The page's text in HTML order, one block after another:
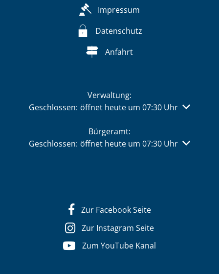
Impressum
Datenschutz
Anfahrt
Verwaltung:
Klicken, um weitere Öffnungs- oder Schließzeiten
Geschlossen: öffnet heute um 07:30 Uhr
Bürgeramt:
Klicken, um weitere Öffnungs- oder Schließzeiten
Geschlossen: öffnet heute um 07:30 Uhr
Zur Facebook Seite
Zur Instagram Seite
Zum YouTube Kanal